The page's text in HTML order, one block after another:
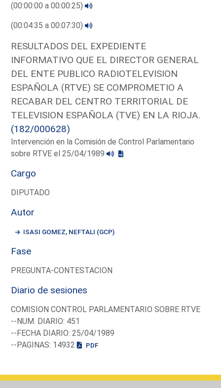
(00:00:00 a 00:00:25)
(00:04:35 a 00:07:30)
RESULTADOS DEL EXPEDIENTE
INFORMATIVO QUE EL DIRECTOR GENERAL
DEL ENTE PUBLICO RADIOTELEVISION
ESPAÑOLA (RTVE) SE COMPROMETIO A
RECABAR DEL CENTRO TERRITORIAL DE
TELEVISION ESPAÑOLA (TVE) EN LA RIOJA.
(182/000628)
Intervención en la Comisión de Control Parlamentario
sobre RTVE el 25/04/1989
Cargo
DIPUTADO
Autor
ISASI GOMEZ, NEFTALI (GCP)
Fase
PREGUNTA-CONTESTACION
Diario de sesiones
COMISION CONTROL PARLAMENTARIO SOBRE RTVE
--NUM. DIARIO: 451
--FECHA DIARIO: 25/04/1989
--PAGINAS: 14932
PDF